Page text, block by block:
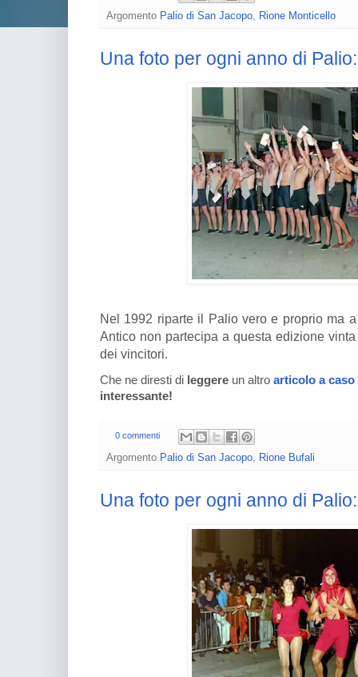
Argomento Palio di San Jacopo, Rione Monticello
Una foto per ogni anno di
Nel 1992 riparte il Palio vero e proprio ma
Antico non partecipa a questa edizione
dei vincitori.
Che ne diresti di leggere un altro articolo a caso
interessante!
0 commenti
Argomento Palio di San Jacopo Rione Bufali
Una foto per ogni anno di